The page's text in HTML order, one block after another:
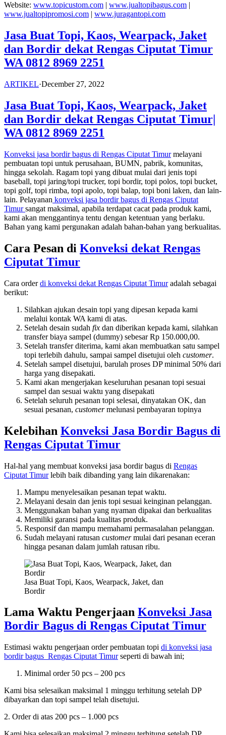
Website: www.topicustom.com | www.jualtopibagus.com |
www.jualtopipromosi.com | www.juragantopi.com
Jasa Buat Topi, Kaos, Wearpack, Jaket
dan Bordir dekat Rengas Ciputat Timur
WA 0812 8969 2251
ARTIKEL·December 27, 2022
Jasa Buat Topi, Kaos, Wearpack, Jaket
dan Bordir dekat Rengas Ciputat Timur|
WA 0812 8969 2251
Konveksi jasa bordir bagus di Rengas Ciputat Timurmelayani
pembuatan topi untuk perusahaan, BUMN, pabrik, komunitas,
hingga sekolah. Ragam topi yang dibuat mulai dari jenis topi
baseball, topi jaring/topi trucker, topi bordir, topi polos, topi bucket,
topi golf, topi rimba, topi apolo, topi balap, topi boni laken, dan lain-
lain. Pelayanan konveksi jasa bordir bagus di Rengas Ciputat
Timur sangat maksimal, apabila terdapat cacat pada produk kami,
kami akan menggantinya tentu dengan ketentuan yang berlaku.
Bahan yang kami pergunakan adalah bahan-bahan yang berkualitas.
Cara Pesan di Konveksi dekat Rengas
Ciputat Timur
Cara orderdi konveksi dekat Rengas Ciputat Timuradalah sebagai
berikut:
Silahkan ajukan desain topi yang dipesan kepada kami
melalui kontak WA kami di atas.
Setelah desain sudah fix dan diberikan kepada kami, silahkan
transfer biaya sampel (dummy) sebesar Rp 150.000,00.
Setelah transfer diterima, kami akan membuatkan satu sampel
topi terlebih dahulu, sampai sampel disetujui oleh customer.
Setelah sampel disetujui, barulah proses DP minimal 50% dari
harga yang disepakati.
Kami akan mengerjakan keseluruhan pesanan topi sesuai
sampel dan sesuai waktu yang disepakati
Setelah seluruh pesanan topi selesai, dinyatakan OK, dan
sesuai pesanan, customermelunasi pembayaran topinya
Kelebihan Konveksi Jasa Bordir Bagus di
Rengas Ciputat Timur
Hal-hal yang membuat konveksi jasa bordir bagus di Rengas
Ciputat Timurlebih baik dibanding yang lain dikarenakan:
Mampu menyelesaikan pesanan tepat waktu.
Melayani desain dan jenis topi sesuai keinginan pelanggan.
Menggunakan bahan yang nyaman dipakai dan berkualitas
Memiliki garansi pada kualitas produk.
Responsif dan mampu memahami permasalahan pelanggan.
Sudah melayani ratusan customermulai dari pesanan eceran
hingga pesanan dalam jumlah ratusan ribu.
Jasa Buat Topi, Kaos, Wearpack, Jaket, dan
Bordir
Lama Waktu Pengerjaan Konveksi Jasa
Bordir Bagus di Rengas Ciputat Timur
Estimasi waktu pengerjaan order pembuatan topi di konveksi jasa
bordir bagus Rengas Ciputat Timurseperti di bawah ini;
Minimal order 50 pcs – 200 pcs
Kami bisa selesaikan maksimal 1 minggu terhitung setelah DP
dibayarkan dan topi sampel telah disetujui.
2. Order di atas 200 pcs – 1.000 pcs